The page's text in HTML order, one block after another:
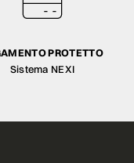
PROTETTO
Sistema NEXI